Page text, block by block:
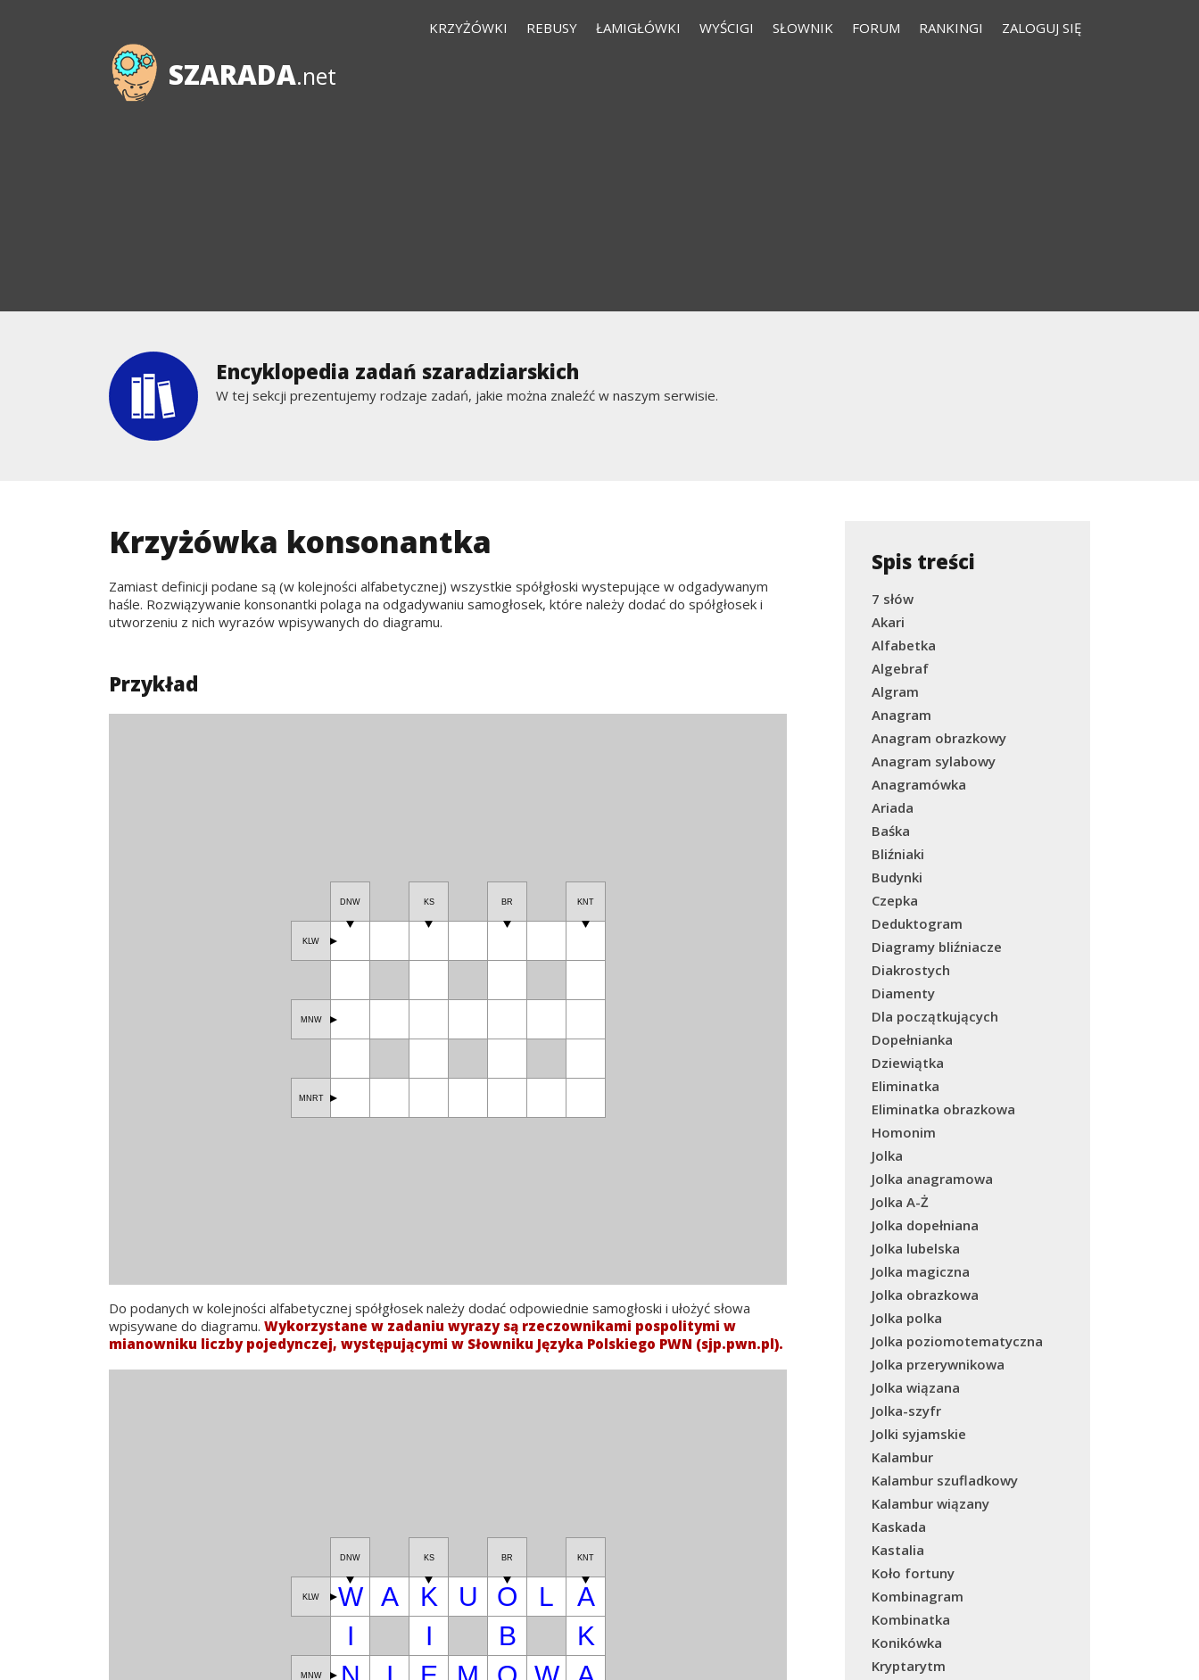
KRZYŻÓWKI REBUSY ŁAMIGŁÓWKI WYŚCIGI SŁOWNIK FORUM RANKINGI ZALOGUJ SIĘ
SZARADA.net
Encyklopedia zadań szaradziarskich
W tej sekcji prezentujemy rodzaje zadań, jakie można znaleźć w naszym serwisie.
Krzyżówka konsonantka
Zamiast definicji podane są (w kolejności alfabetycznej) wszystkie spółgłoski wystepujące w odgadywanym
haśle. Rozwiązywanie konsonantki polaga na odgadywaniu samogłosek, które należy dodać do spółgłosek i
utworzeniu z nich wyrazów wpisywanych do diagramu.
Przykład
DNW KS BR KNT
KLW
MNW
MNRT
Do podanych w kolejności alfabetycznej spółgłosek należy dodać odpowiednie samogłoski i ułożyć słowa
wpisywane do diagramu. Wykorzystane w zadaniu wyrazy są rzeczownikami pospolitymi w
mianowniku liczby pojedynczej, występującymi w Słowniku Języka Polskiego PWN (sjp.pwn.pl).
DNW KS BR KNT
KLW W A K U O L
A
I
I B K
MNW
Spis treści
7 słów
Akari
Alfabetka
Algebraf
Algram
Anagram
Anagram obrazkowy
Anagram sylabowy
Anagramówka
Ariada
Baśka
Bliźniaki
Budynki
Czepka
Deduktogram
Diagramy bliźniacze
Diakrostych
Diamenty
Dla początkujących
Dopełnianka
Dziewiątka
Eliminatka
Eliminatka obrazkowa
Homonim
Jolka
Jolka anagramowa
Jolka A-Ż
Jolka dopełniana
Jolka lubelska
Jolka magiczna
Jolka obrazkowa
Jolka polka
Jolka poziomotematyczna
Jolka przerywnikowa
Jolka wiązana
Jolka-szyfr
Jolki syjamskie
Kalambur
Kalambur szufladkowy
Kalambur wiązany
Kaskada
Kastalia
Koło fortuny
Kombinagram
Kombinatka
Konikówka
Kryptarytm